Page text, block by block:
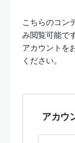
こちらのコン
み閲覧可能です
アカウントを
ください。
アカウ